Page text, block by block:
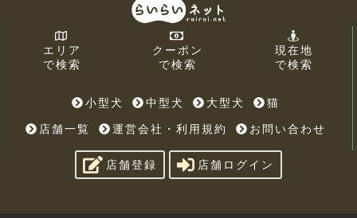
エリア
で検索
クーポン
で検索
現在地
で検索
小型犬 中型犬 大型犬
猫
店舗一覧
運営会社・利用規約 お問い合わせ
店舗登録 店舗ログイン